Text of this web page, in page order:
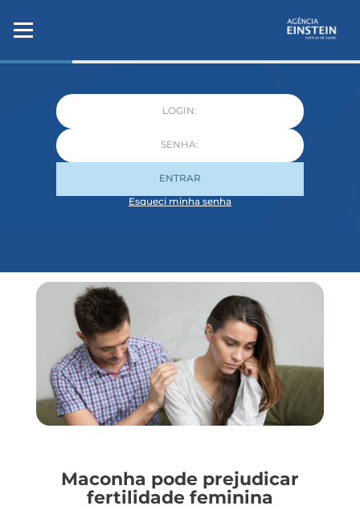
ENTRAR
Esqueci minha senha
Maconha pode prejudicar
fertilidade feminina